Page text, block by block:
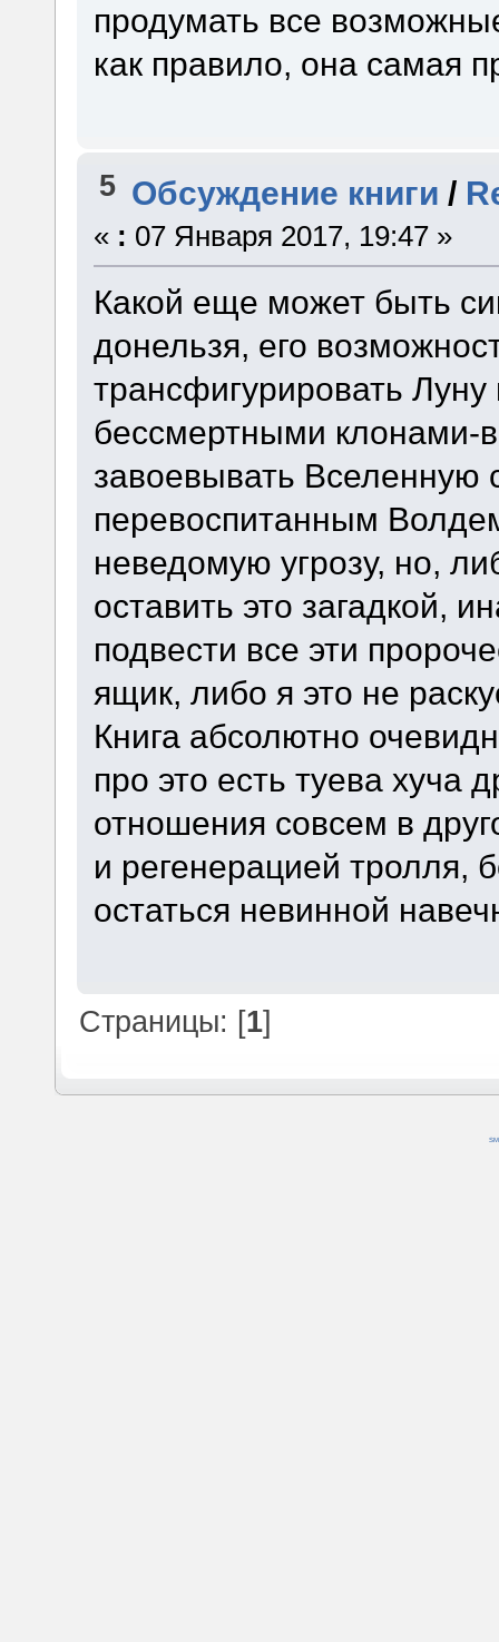
продумать все
как правило, она самая
5 Обсуждение книги /
« : 07 Января 2017, 19:47 »
Какой еще может быть
донельзя, его
трансфигурировать
бессмертными клонами-
завоевывать Вселенную
перевоспитанным
неведомую угрозу, но,
оставить это загадкой,
подвести все эти
ящик, либо я это не
Книга абсолютно
про это есть туева хуча
отношения совсем в
и регенерацией тролля,
остаться невинной
Страницы: [1]